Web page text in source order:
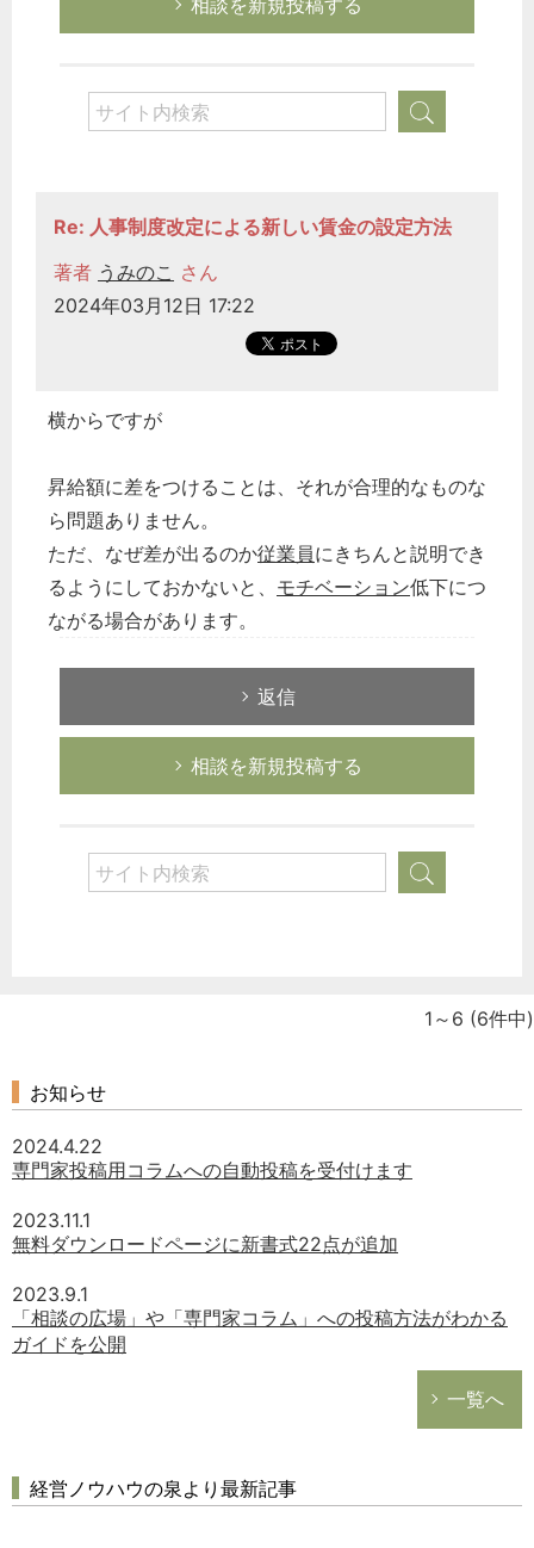
相談を新規投稿する
Re: 人事制度改定による新しい賃金の設定方法
著者 うみのこ さん
2024年03月12日 17:22
横からですが
昇給額に差をつけることは、それが合理的なものな
ら問題ありません。
ただ、なぜ差が出るのか従業員にきちんと説明でき
るようにしておかないと、 モチベーション低下につ
ながる場合があります。
返信
相談を新規投稿する
1～6 (6件中)
お知らせ
2024.4.22
専門家投稿用コラムへの自動投稿を受付けます
2023.11.1
無料ダウンロードページに新書式22点が追加
2023.9.1
「相談の広場」や「専門家コラム」への投稿方法がわかる
ガイドを公開
一覧へ
経営ノウハウの泉より最新記事